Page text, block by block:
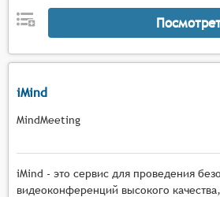
iMind
MindMeeting
iMind - это сервис для проведения
видеоконференций высокого